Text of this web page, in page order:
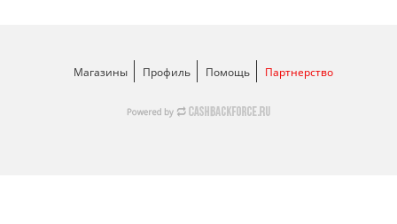
Магазины Профиль Помощь Партнерство